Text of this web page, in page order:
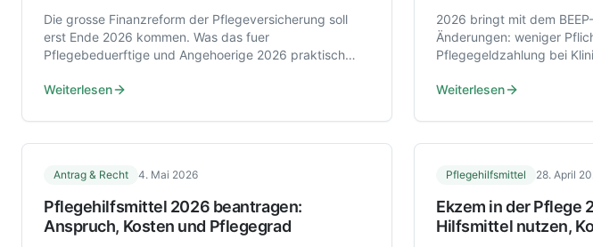
Die grosse Finanzreform der Pflegeversicherung soll
erst Ende 2026 kommen. Was das fuer
Pflegebeduerftige und Angehoerige 2026 praktisch
Weiterlesen
2026 bringt mit dem
Änderungen: weniger
Pflegegeldzahlung bei
Weiterlesen
Antrag & Recht 4. Mai 2026
Pflegehilfsmittel 2026 beantragen:
Anspruch, Kosten und Pflegegrad
Pflegehilfsmittel 28. April
Ekzem in der Pflege
Hilfsmittel nutzen,